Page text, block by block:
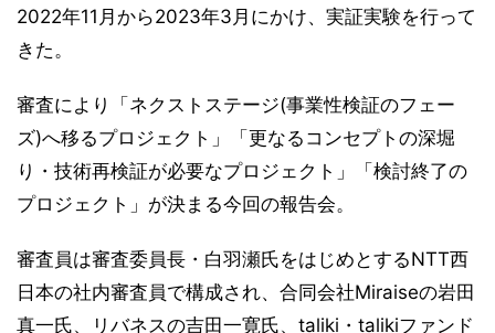
2022年11月から2023年3月にかけ、実証実験を行って
きた。
審査により「ネクストステージ(事業性検証のフェー
ズ)へ移るプロジェクト」「更なるコンセプトの深堀
り・技術再検証が必要なプロジェクト」「検討終了の
プロジェクト」が決まる今回の報告会。
審査員は審査委員長・白羽瀬氏をはじめとするNTT西
日本の社内審査員で構成され、合同会社Miraiseの岩田
真一氏、リバネスの吉田一寛氏、taliki・talikiファンド